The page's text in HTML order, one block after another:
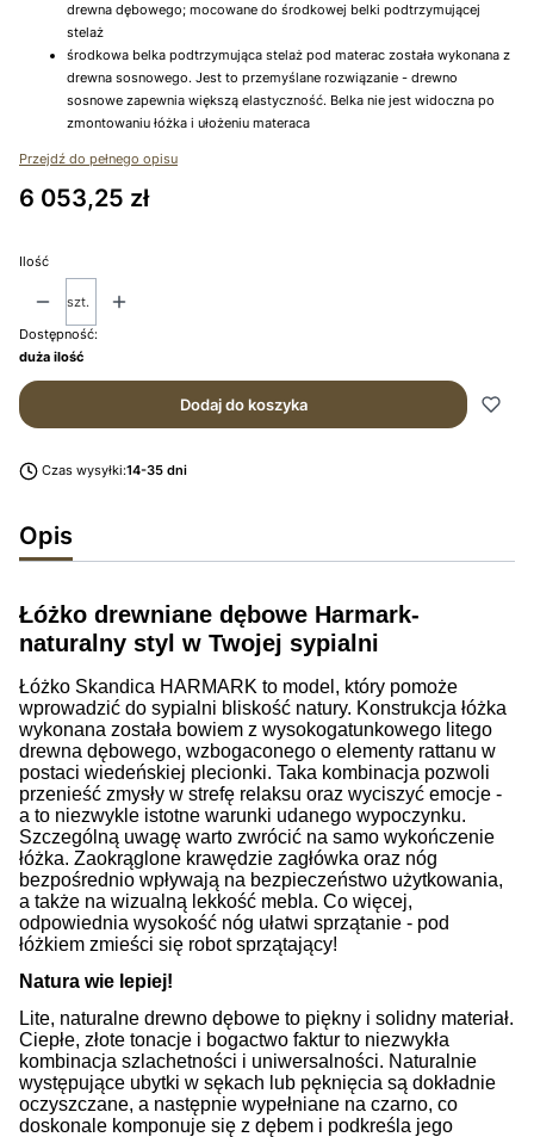
drewna dębowego; mocowane do środkowej belki podtrzymującej
stelaż
środkowa belka podtrzymująca stelaż pod materac została wykonana z
drewna sosnowego. Jest to przemyślane rozwiązanie - drewno
sosnowe zapewnia większą elastyczność. Belka nie jest widoczna po
zmontowaniu łóżka i ułożeniu materaca
Przejdź do pełnego opisu
Cena
6 053,25 zł
Ilość
szt.
Dostępność:
duża ilość
Dodaj do koszyka
Czas wysyłki:14-35 dni
Opis
Łóżko drewniane dębowe Harmark-
naturalny styl w Twojej sypialni
Łóżko Skandica HARMARK to model, który pomoże
wprowadzić do sypialni bliskość natury. Konstrukcja łóżka
wykonana została bowiem z wysokogatunkowego litego
drewna dębowego, wzbogaconego o elementy rattanu w
postaci wiedeńskiej plecionki. Taka kombinacja pozwoli
przenieść zmysły w strefę relaksu oraz wyciszyć emocje -
a to niezwykle istotne warunki udanego wypoczynku.
Szczególną uwagę warto zwrócić na samo wykończenie
łóżka. Zaokrąglone krawędzie zagłówka oraz nóg
bezpośrednio wpływają na bezpieczeństwo użytkowania,
a także na wizualną lekkość mebla. Co więcej,
odpowiednia wysokość nóg ułatwi sprzątanie - pod
łóżkiem zmieści się robot sprzątający!
Natura wie lepiej!
Lite, naturalne drewno dębowe to piękny i solidny materiał.
Ciepłe, złote tonacje i bogactwo faktur to niezwykła
kombinacja szlachetności i uniwersalności. Naturalnie
występujące ubytki w sękach lub pęknięcia są dokładnie
oczyszczane, a następnie wypełniane na czarno, co
doskonale komponuje się z dębem i podkreśla jego